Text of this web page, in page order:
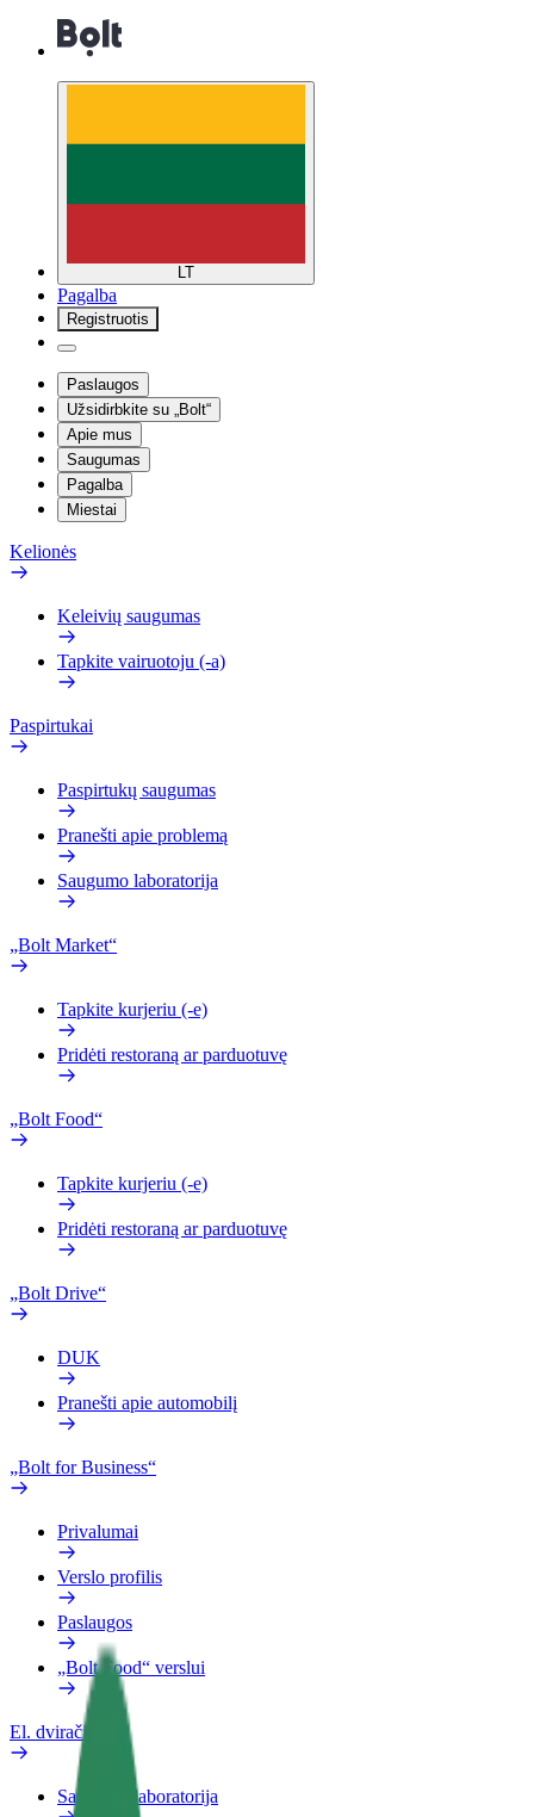
LT
Pagalba
Registruotis
Paslaugos
Užsidirbkite su „Bolt“
Apie mus
Saugumas
Pagalba
Miestai
Kelionės
Keleivių saugumas
Tapkite vairuotoju (-a)
Paspirtukai
Paspirtukų saugumas
Pranešti apie problemą
Saugumo laboratorija
„Bolt Market“
Tapkite kurjeriu (-e)
Pridėti restoraną ar parduotuvę
„Bolt Food“
Tapkite kurjeriu (-e)
Pridėti restoraną ar parduotuvę
„Bolt Drive“
DUK
Pranešti apie automobilį
„Bolt for Business“
Privalumai
Verslo profilis
Paslaugos
„Bolt Food“ verslui
El. dviračiai
Saugumo laboratorija